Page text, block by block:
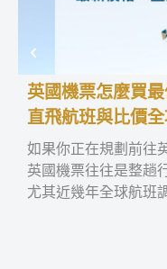
英國機票怎麼買
直飛航班與比價
如果你正在規劃前往
英國機票往往是整趟
尤其近幾年全球航班